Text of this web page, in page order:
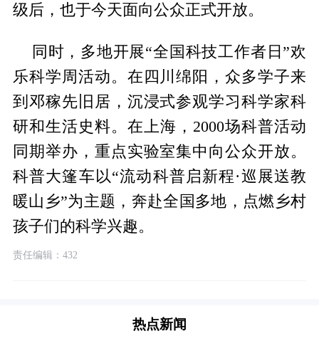
级后，也于今天面向公众正式开放。
同时，多地开展“全国科技工作者日”欢
乐科学周活动。在四川绵阳，众多学子来
到邓稼先旧居，沉浸式参观学习科学家科
研和生活史料。在上海，2000场科普活动
同期举办，重点实验室集中向公众开放。
科普大篷车以“流动科普启新程·巡展送教
暖山乡”为主题，奔赴全国多地，点燃乡村
孩子们的科学兴趣。
责任编辑：432
热点新闻